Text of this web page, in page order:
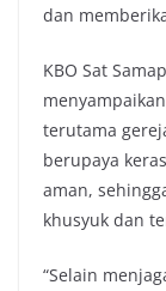
dan
KBO Sat
terutama
berupaya
aman,
khusyuk dan
“Selain